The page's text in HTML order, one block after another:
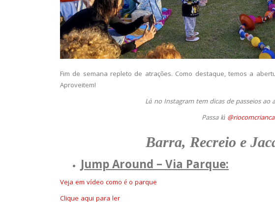
Fim de semana repleto de atrações. Como destaque, temos a
Aproveitem!
Lá no Instagram tem dicas de passeios ao
Passa lá
Barra, Recreio e
Jump Around – Via Parque:
Veja em vídeo como é o parque
Clique aqui para ler